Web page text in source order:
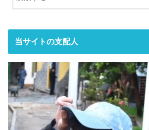
当サイトの支配人